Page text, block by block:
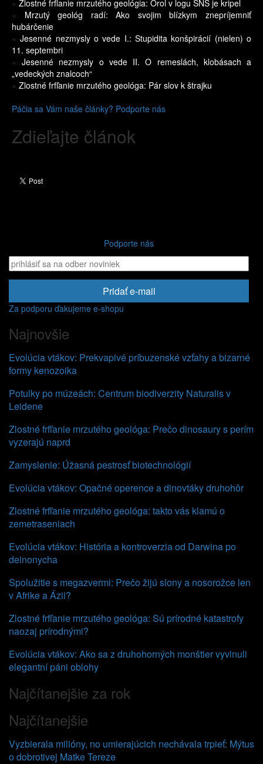
» Zlostné frflanie mrzutého geológia: Orol v logu SNS je kripel
» Mrzutý geológ radí: Ako svojim blízkym znepríjemniť
hubárčenie
»Jesenné nezmysly o vede I.: Stupidita konšpirácií (nielen) o
11. septembri
»Jesenné nezmysly o vede II. O remeslách, klobásach a
„vedeckých znalcoch“
» Zlostné frfľanie mrzutého geológa: Pár slov k štrajku
Páčia sa Vám naše články? Podporte nás
Zdieľajte článok
Podporte nás
Pridať e-mail
Za podporu ďakujeme e-shopu
Najnovšie
Evolúcia vtákov: Prekvapivé príbuzenské vzťahy a bizarné
formy kenozoika
Potulky po múzeách: Centrum biodiverzity Naturalis v
Leidene
Zlostné frfľanie mrzutého geológa: Prečo dinosaury s perím
vyzerajú naprd
Zamyslenie: Úžasná pestrosť biotechnológií
Evolúcia vtákov: Opačné operence a dinovtáky druhohôr
Zlostné frfľanie mrzutého geológa: takto vás klamú o
zemetraseniach
Evolúcia vtákov: História a kontroverzia od Darwina po
deinonycha
Spolužitie s megazvermi: Prečo žijú slony a nosorožce len
v Afrike a Ázii?
Zlostné frfľanie mrzutého geológa: Sú prírodné katastrofy
naozaj prírodnými?
Evolúcia vtákov: Ako sa z druhohorných monštier vyvinuli
elegantní páni oblohy
Najčítanejšie za rok
Najčítanejšie
Vyzbierala milióny, no umierajúcich nechávala trpieť: Mýtus
o dobrotivej Matke Tereze